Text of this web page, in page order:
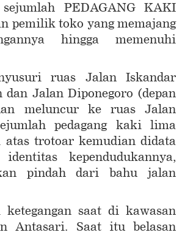
PEDAGANG KAKI
pemilik toko yang memajang
hingga memenuhi
ruas Jalan Iskandar
dan Jalan Diponegoro (depan
meluncur ke ruas Jalan
pedagang kaki lima
atas trotoar kemudian didata
kependudukannya,
pindah dari bahu jalan
ketegangan saat di kawasan
Antasari. Saat itu belasan